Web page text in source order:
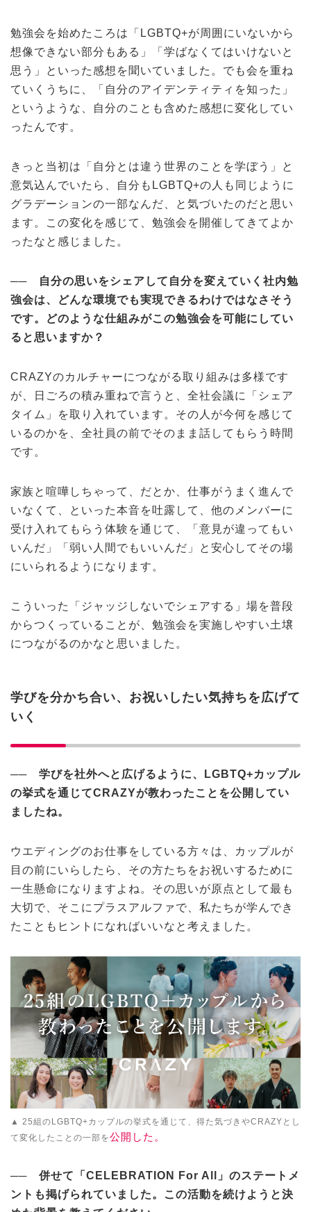
勉強会を始めたころは「LGBTQ+が周囲にいないから
想像できない部分もある」「学ばなくてはいけないと
思う」といった感想を聞いていました。でも会を重ね
ていくうちに、「自分のアイデンティティを知った」
というような、自分のことも含めた感想に変化してい
ったんです。
きっと当初は「自分とは違う世界のことを学ぼう」と
意気込んでいたら、自分もLGBTQ+の人も同じように
グラデーションの一部なんだ、と気づいたのだと思い
ます。この変化を感じて、勉強会を開催してきてよか
ったなと感じました。
── 自分の思いをシェアして自分を変えていく社内勉
強会は、どんな環境でも実現できるわけではなさそう
です。どのような仕組みがこの勉強会を可能にしてい
ると思いますか？
CRAZYのカルチャーにつながる取り組みは多様です
が、日ごろの積み重ねで言うと、全社会議に「シェア
タイム」を取り入れています。その人が今何を感じて
いるのかを、全社員の前でそのまま話してもらう時間
です。
家族と喧嘩しちゃって、だとか、仕事がうまく進んで
いなくて、といった本音を吐露して、他のメンバーに
受け入れてもらう体験を通じて、「意見が違ってもい
いんだ」「弱い人間でもいいんだ」と安心してその場
にいられるようになります。
こういった「ジャッジしないでシェアする」場を普段
からつくっていることが、勉強会を実施しやすい土壌
につながるのかなと思いました。
学びを分かち合い、お祝いしたい気持ちを広げて
いく
── 学びを社外へと広げるように、LGBTQ+カップル
の挙式を通じてCRAZYが教わったことを公開してい
ましたね。
ウエディングのお仕事をしている方々は、カップルが
目の前にいらしたら、その方たちをお祝いするために
一生懸命になりますよね。その思いが原点として最も
大切で、そこにプラスアルファで、私たちが学んでき
たこともヒントになればいいなと考えました。
▲ 25組のLGBTQ+カップルの挙式を通じて、得た気づきやCRAZYとし
て変化したことの一部を公開した。
── 併せて「CELEBRATION For All
」のステートメ
ントも掲げられていました。この活動を続けようと決